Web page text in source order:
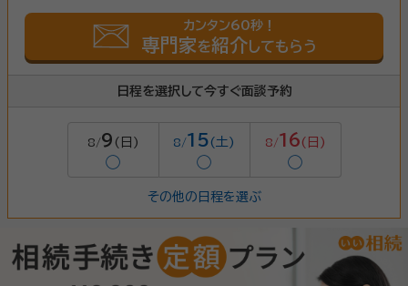
カンタン60秒！
専門家を紹介 してもらう
日程を選択して今すぐ面談予約
8/9 (日)
◯
8/15(土)
◯
8/16 (日)
◯
その他の日程を選ぶ